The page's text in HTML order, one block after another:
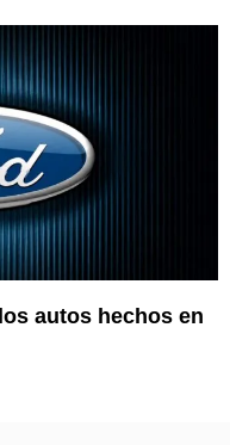
autos hechos en